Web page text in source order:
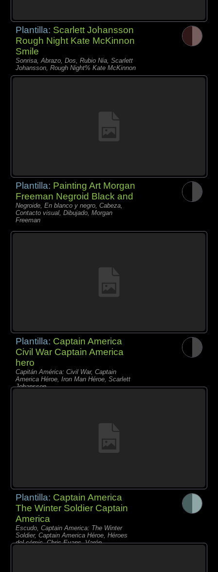
Plantilla: Scarlett Johansson
Rough Night Kate McKinnon
Smile
Sonrisa, Abrazo, Dos, Rubio Nia, Scarlett
Johansson, Rough Night% Kate McKinnon
Plantilla: Painting Art Morgan
Freeman Negroid Black and
Negroide, En blanco y negro, Cabeza,
Contacto visual, Dibujado, Morgan
Freeman
Plantilla: Captain America
Civil War Captain America
hero
Capitán América: Civil War, Captain
America Héroe, Iron Man Héroe, Scarlett
Johansson,
Plantilla: Captain America
The Winter Soldier Captain
America
Escudo, Captain America: The Winter
Soldier, Captain America Héroe, Héroes
del cómic, Chris Evans, Varón,